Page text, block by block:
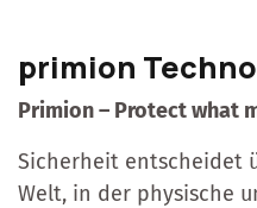
primion
Primion – Protect what
Sicherheit entscheidet
Welt, in der physische